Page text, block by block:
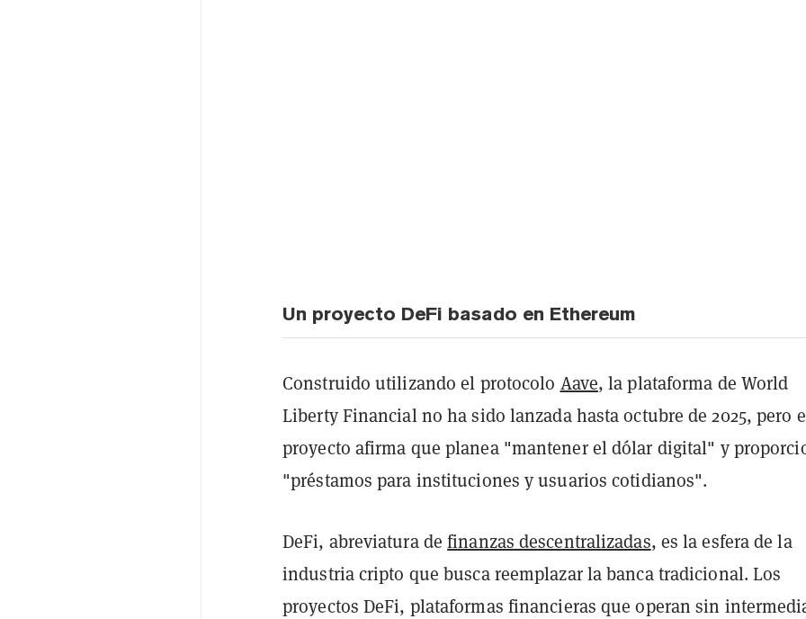
Un proyecto DeFi basado en Ethereum
Construido utilizando el protocolo Aave, la plataforma de World
Liberty Financial no ha sido lanzada hasta octubre de 2025, pero
proyecto afirma que planea "mantener el dólar digital" y
"préstamos para instituciones y usuarios cotidianos".
DeFi, abreviatura definanzas descentralizadas, es la esfera de la
industria cripto que busca reemplazar la banca tradicional. Los
proyectos DeFi, plataformas financieras que operan sin